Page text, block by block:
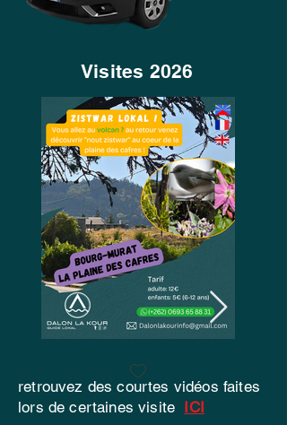
Visites 2026
retrouvez des courtes vidéos faites
lors de certaines visite ICI